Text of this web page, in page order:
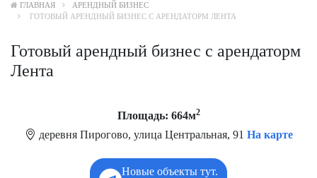
ГЛАВНАЯ
АРЕНДНЫЙ БИЗНЕС
ГОТОВЫЙ АРЕНДНЫЙ БИЗНЕС С АРЕНДАТОРМ ЛЕНТА
Готовый арендный бизнес с арендаторм
Лента
Площадь: 664м2
деревня Пирогово, улица Центральная, 91 На карте
Новые объекты тут.